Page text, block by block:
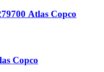
Atlas Copco
Copco